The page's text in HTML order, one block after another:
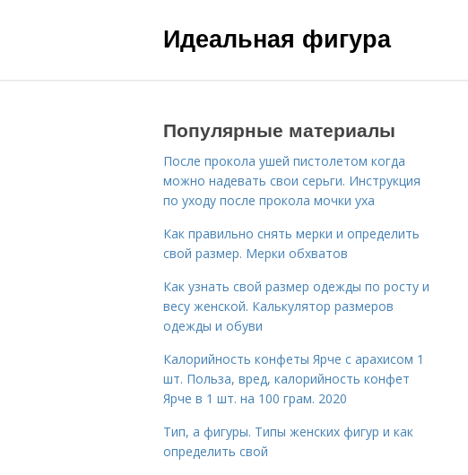
Идеальная фигура
Популярные материалы
После прокола ушей пистолетом когда
можно надевать свои серьги. Инструкция
по уходу после прокола мочки уха
Как правильно снять мерки и определить
свой размер. Мерки обхватов
Как узнать свой размер одежды по росту и
весу женской. Калькулятор размеров
одежды и обуви
Калорийность конфеты Ярче с арахисом 1
шт. Польза, вред, калорийность конфет
Ярче в 1 шт. на 100 грам. 2020
Тип, а фигуры. Типы женских фигур и как
определить свой